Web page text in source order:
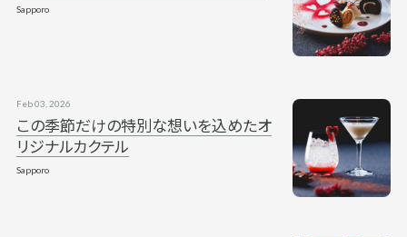
Sapporo
この季節だけの特別な想いを込めたオ
リジナルカクテル
Feb 03, 2026
Sapporo